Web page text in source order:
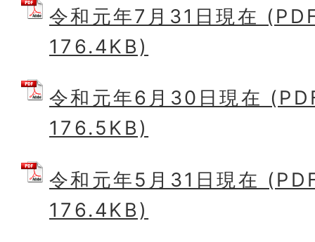
令和元年7月31日現在
176.4KB)
令和元年6月30日現在
176.5KB)
令和元年5月31日現在
176.4KB)